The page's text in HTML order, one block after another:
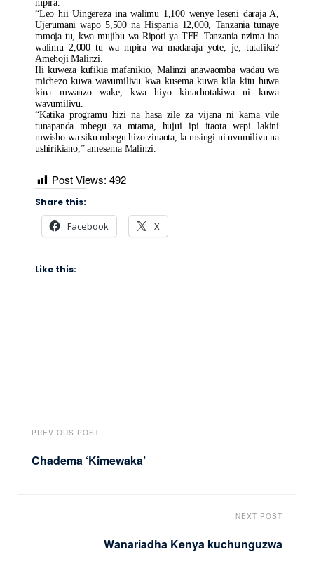
mpira.
“Leo hii Uingereza ina walimu 1,100 wenye leseni daraja A,
Ujerumani wapo 5,500 na Hispania 12,000, Tanzania tunaye
mmoja tu, kwa mujibu wa Ripoti ya TFF. Tanzania nzima ina
walimu 2,000 tu wa mpira wa madaraja yote, je, tutafika?
Amehoji Malinzi.
Ili kuweza kufikia mafanikio, Malinzi anawaomba wadau wa
michezo kuwa wavumilivu kwa kusema kuwa kila kitu huwa
kina mwanzo wake, kwa hiyo kinachotakiwa ni kuwa
wavumilivu.
“Katika programu hizi na hasa zile za vijana ni kama vile
tunapanda mbegu za mtama, hujui ipi itaota wapi lakini
mwisho wa siku mbegu hizo zinaota, la msingi ni uvumilivu na
ushirikiano,” amesema Malinzi.
Post Views: 492
Share this:
Facebook X
Like this:
PREVIOUS POST
Chadema ‘Kimewaka’
NEXT POST
Wanariadha Kenya kuchunguzwa